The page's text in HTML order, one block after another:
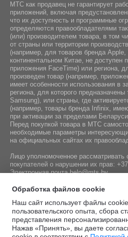
МТС как продавец не гарантирует
приложений, включая
что их доступность и программные
определяются правообладателями
(или) производителем товара, в том
от страны или территории
(например, для товаров бренда Apple,
континентальном Китае, не доступен
приложения FaceTime) или региона,
произведен товар (например,
имеет особенности использования в
региона, для которого
Samsung), или страны, где
(например, товары бренда Infiniх,
при активации за пределами
Перед покупкой товара в МТС
необходимые параметры
на официальных сайтах их
Лицо уполномоченное рассматривать
покупателей о нарушении их прав:
Электронная почтаhelp@mts.by
Номер телефона работников местных
регистрации СООО «Мобильные
уполномоченных рассматривать
+375 17 215-14-65
Обработка файлов cookie
Наш сайт использует файлы
пользовательского опыта, сбора
представления
Нажав «Принять», вы даете